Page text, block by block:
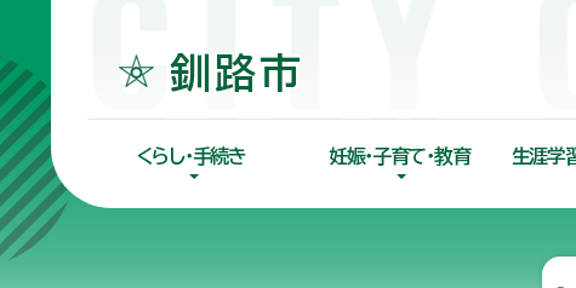
くらし・手続き 妊娠・子育て・教育 生涯学